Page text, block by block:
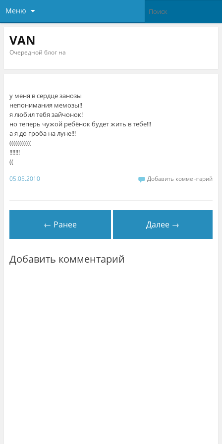
Меню
VAN
Очередной блог на
у меня в сердце занозы
непонимания мемозы!!
я любил тебя зайчонок!
но теперь чужой ребёнок будет жить в тебе!!!
а я до гроба на луне!!!
(((((((((((
!!!!!!!
((
05.05.2010 Добавить комментарий
← Ранее Далее →
Добавить комментарий